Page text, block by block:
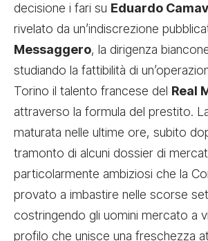
decisione i fari su Eduardo
rivelato da un’indiscrezione
Messaggero, la dirigenza
studiando la fattibilità di
Torino il talento francese del Real
attraverso la formula del prestito.
maturata nelle ultime ore, subito
tramonto di alcuni dossier di
particolarmente ambiziosi che la
provato a imbastire nelle scorse
costringendo gli uomini mercato a
profilo che unisce una freschezza